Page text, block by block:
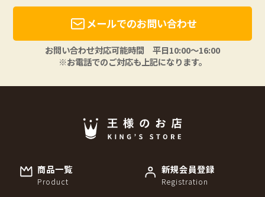
メールでのお問い合わせ
お問い合わせ対応可能時間 平日10:00〜16:00
※お電話でのご対応も上記になります。
商品一覧
Product
新規会員登録
Registration